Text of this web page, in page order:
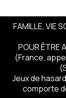
FAMILLE, VIE
POUR ÊTRE
(France,
Jeux de
comporte